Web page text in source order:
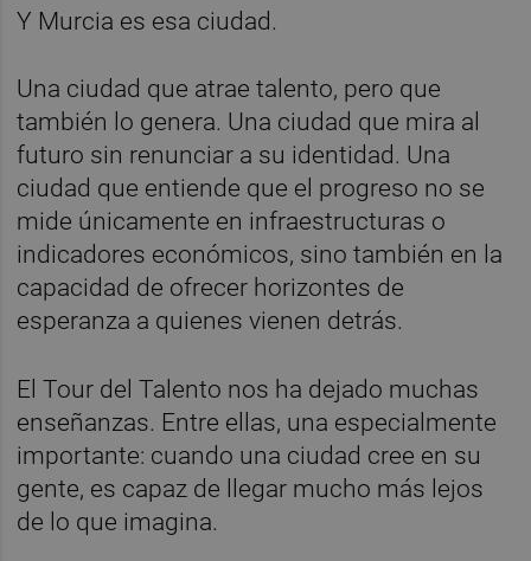
Y Murcia es esa ciudad.
Una ciudad que atrae talento, pero que
también lo genera. Una ciudad que mira al
futuro sin renunciar a su identidad. Una
ciudad que entiende que el progreso no se
mide únicamente en infraestructuras o
indicadores económicos, sino también en la
capacidad de ofrecer horizontes de
esperanza a quienes vienen detrás.
El Tour del Talento nos ha dejado muchas
enseñanzas. Entre ellas, una especialmente
importante: cuando una ciudad cree en su
gente, es capaz de llegar mucho más lejos
de lo que imagina.